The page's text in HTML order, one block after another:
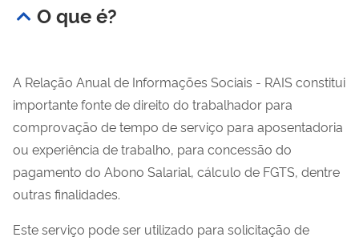
O que é?
A Relação Anual de Informações Sociais - RAIS constitui
importante fonte de direito do trabalhador para
comprovação de tempo de serviço para aposentadoria
ou experiência de trabalho, para concessão do
pagamento do Abono Salarial, cálculo de FGTS, dentre
outras finalidades.
Este serviço pode ser utilizado para solicitação de